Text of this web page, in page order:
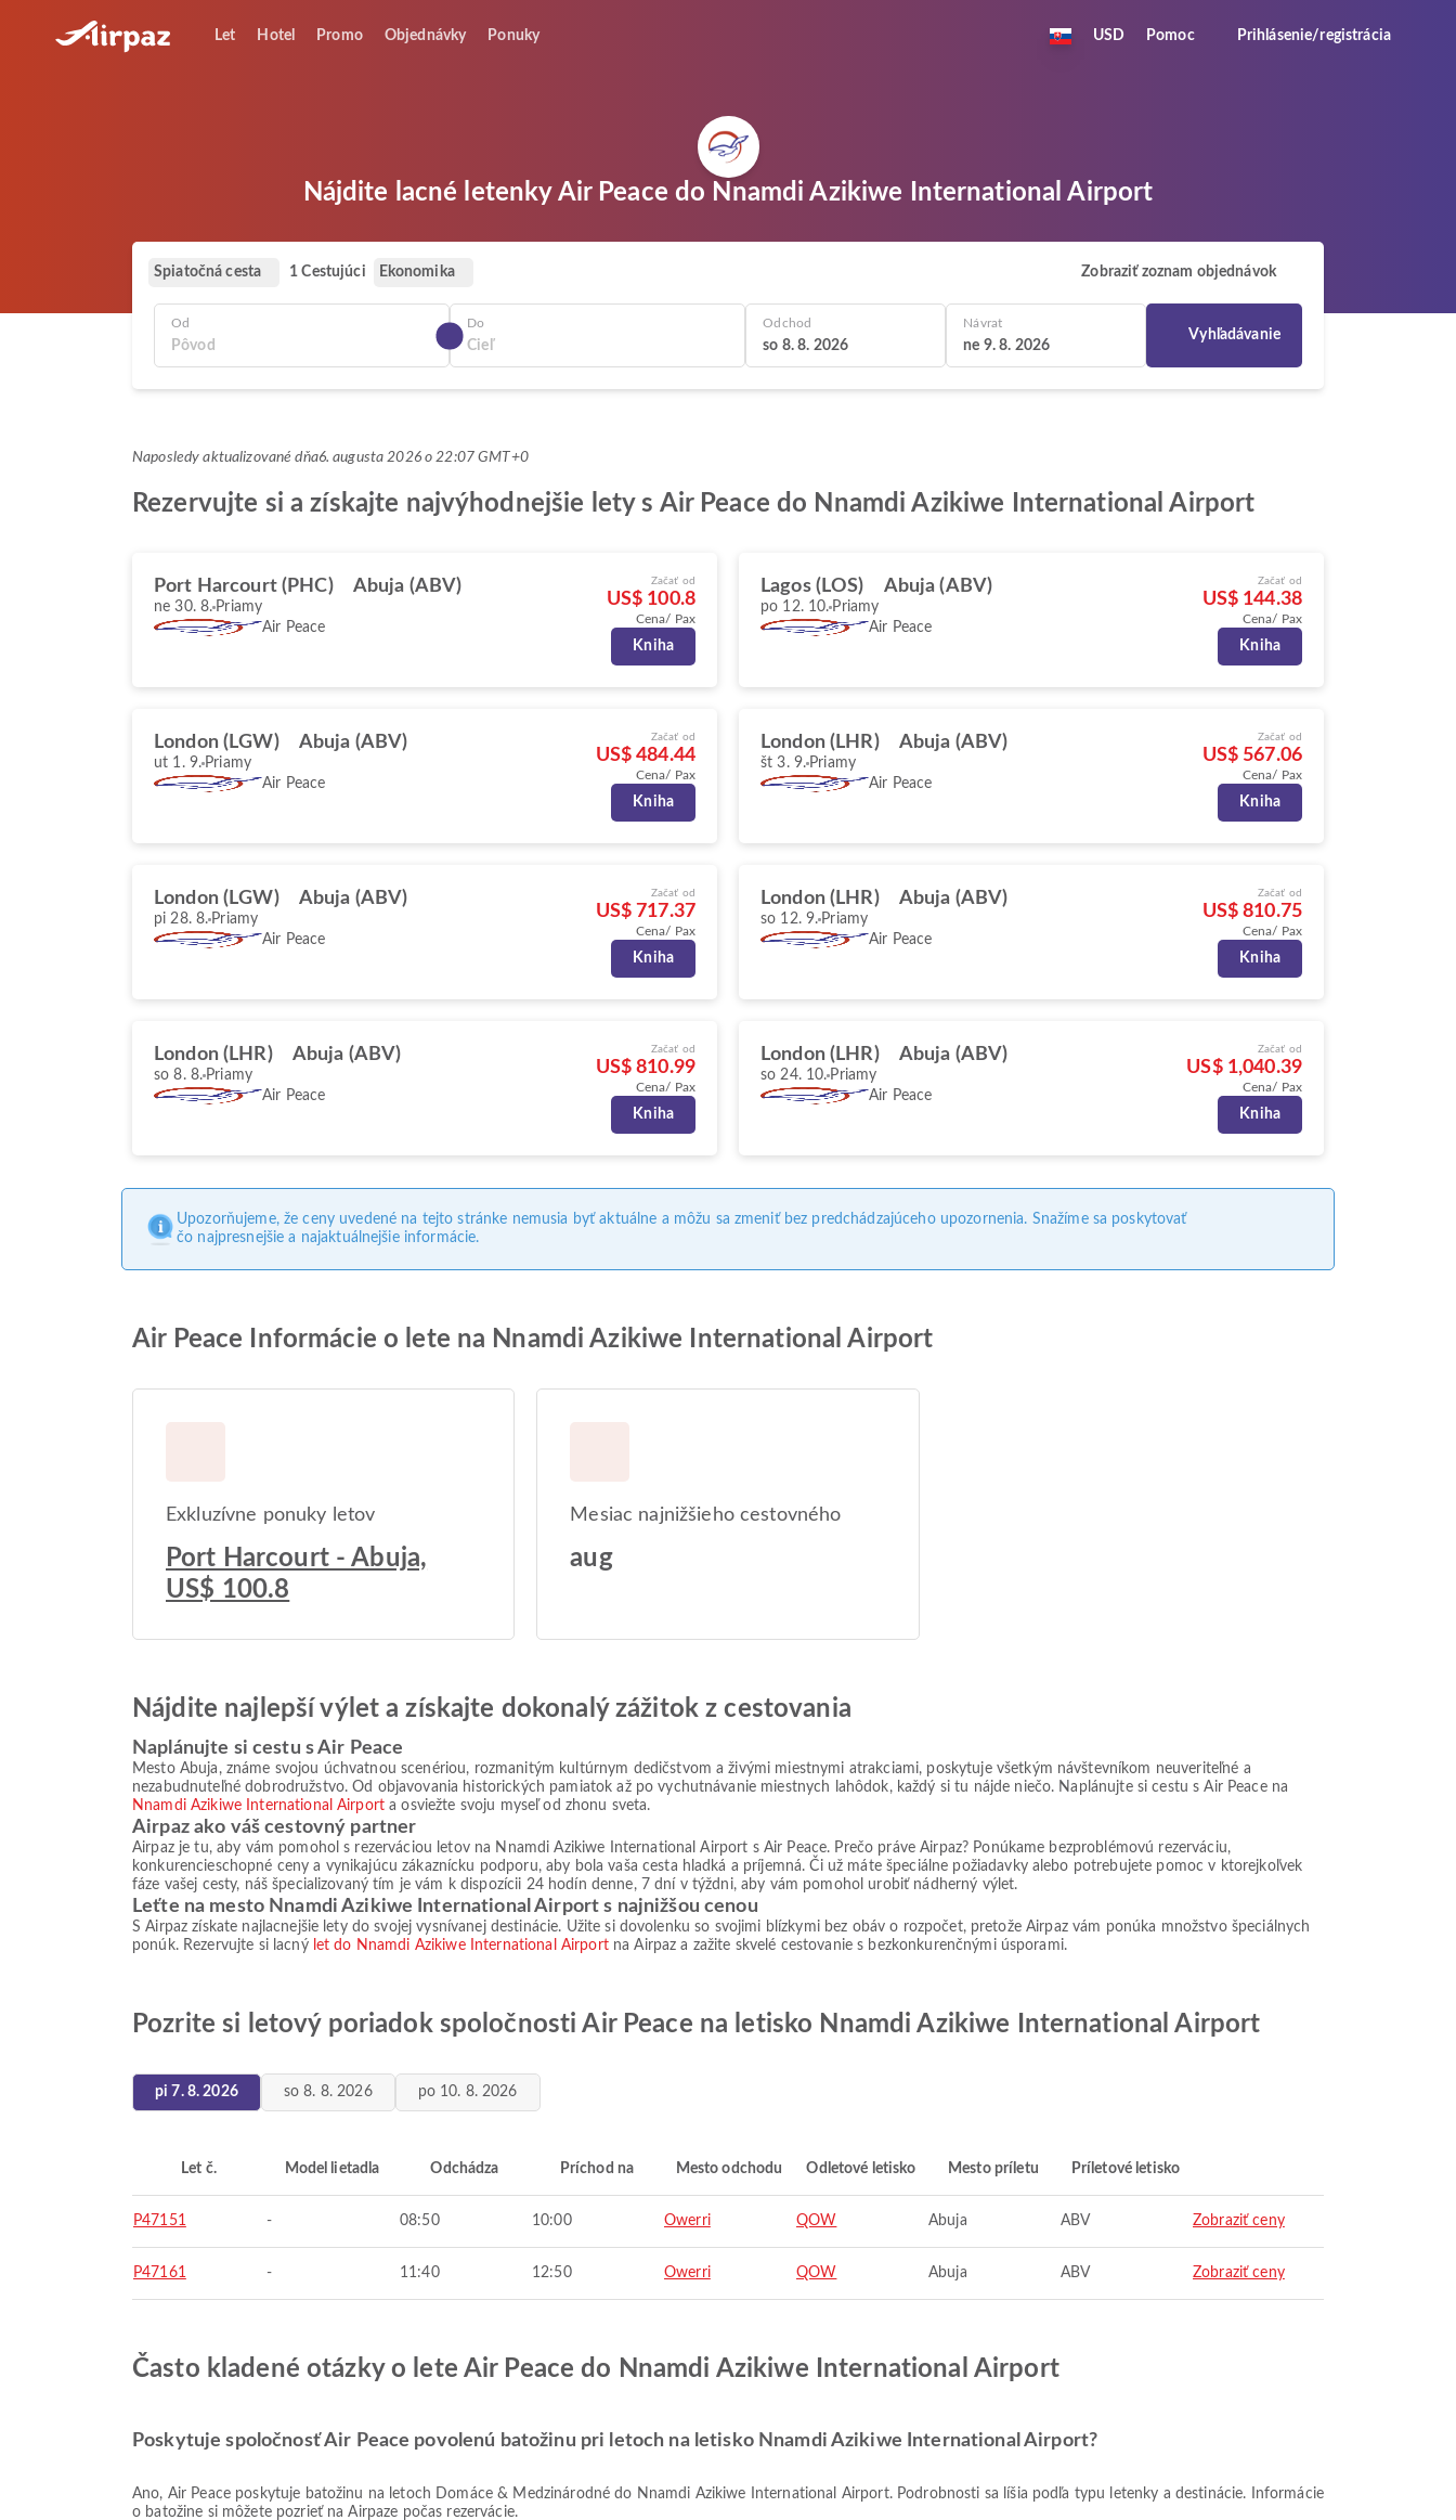
Let Hotel Promo Objednávky Ponuky USD Pomoc Prihlásenie/registrácia
Nájdite lacné letenky Air Peace do Nnamdi Azikiwe International Airport
Spiatočná cesta 1 Cestujúci Ekonomika Zobraziť zoznam objednávok
Od Do Odchod
so 8. 8. 2026
Návrat
ne 9. 8. 2026
Vyhľadávanie
Naposledy aktualizované dňa6. augusta 2026 o 22:07 GMT+0
Rezervujte si a získajte najvýhodnejšie lety s Air Peace do Nnamdi Azikiwe International Airport
Port Harcourt (PHC) Abuja (ABV)
ne 30. 8. Priamy
Air Peace
Začať od
US$ 100.8
Cena/ Pax
Kniha
Lagos (LOS) Abuja (ABV)
po 12. 10. Priamy
Air Peace
Začať od
US$ 144.38
Cena/ Pax
Kniha
London (LGW) Abuja (ABV)
ut 1. 9. Priamy
Air Peace
Začať od
US$ 484.44
Cena/ Pax
Kniha
London (LHR) Abuja (ABV)
št 3. 9. Priamy
Air Peace
Začať od
US$ 567.06
Cena/ Pax
Kniha
London (LGW) Abuja (ABV)
pi 28. 8. Priamy
Air Peace
Začať od
US$ 717.37
Cena/ Pax
Kniha
London (LHR) Abuja (ABV)
so 12. 9. Priamy
Air Peace
Začať od
US$ 810.75
Cena/ Pax
Kniha
London (LHR) Abuja (ABV)
so 8. 8. Priamy
Air Peace
Začať od
US$ 810.99
Cena/ Pax
Kniha
London (LHR) Abuja (ABV)
so 24. 10. Priamy
Air Peace
Začať od
US$ 1,040.39
Cena/ Pax
Kniha
Upozorňujeme, že ceny uvedené na tejto stránke nemusia byť aktuálne a môžu sa zmeniť bez predchádzajúceho upozornenia. Snažíme sa poskytovať
čo najpresnejšie a najaktuálnejšie informácie.
Air Peace Informácie o lete na Nnamdi Azikiwe International Airport
Exkluzívne ponuky letov
Port Harcourt - Abuja,
US$ 100.8
Mesiac najnižšieho cestovného
aug
Nájdite najlepší výlet a získajte dokonalý zážitok z cestovania
Naplánujte si cestu s Air Peace
Mesto Abuja, známe svojou úchvatnou scenériou, rozmanitým kultúrnym dedičstvom a živými miestnymi atrakciami, poskytuje všetkým návštevníkom neuveriteľné a
nezabudnuteľné dobrodružstvo. Od objavovania historických pamiatok až po vychutnávanie miestnych lahôdok, každý si tu nájde niečo. Naplánujte si cestu s Air Peace na
Nnamdi Azikiwe International Airport a osviežte svoju myseľ od zhonu sveta.
Airpaz ako váš cestovný partner
Airpaz je tu, aby vám pomohol s rezerváciou letov na Nnamdi Azikiwe International Airport s Air Peace. Prečo práve Airpaz? Ponúkame bezproblémovú rezerváciu,
konkurencieschopné ceny a vynikajúcu zákaznícku podporu, aby bola vaša cesta hladká a príjemná. Či už máte špeciálne požiadavky alebo potrebujete pomoc v ktorejkoľvek
fáze vašej cesty, náš špecializovaný tím je vám k dispozícii 24 hodín denne, 7 dní v týždni, aby vám pomohol urobiť nádherný výlet.
Leťte na mesto Nnamdi Azikiwe International Airport s najnižšou cenou
S Airpaz získate najlacnejšie lety do svojej vysnívanej destinácie. Užite si dovolenku so svojimi blízkymi bez obáv o rozpočet, pretože Airpaz vám ponúka množstvo špeciálnych
ponúk. Rezervujte si lacný let do Nnamdi Azikiwe International Airportna Airpaz a zažite skvelé cestovanie s bezkonkurenčnými úsporami.
Pozrite si letový poriadok spoločnosti Air Peace na letisko Nnamdi Azikiwe International Airport
pi 7. 8. 2026 so 8. 8. 2026 po 10. 8. 2026
Let č. Model lietadla Odchádza Príchod na Mesto odchodu Odletové letisko Mesto príletu Príletové letisko
P47151 - 08:50 10:00 Owerri QOW Abuja ABV Zobraziť ceny
P47161 - 11:40 12:50 Owerri QOW Abuja ABV Zobraziť ceny
Často kladené otázky o lete Air Peace do Nnamdi Azikiwe International Airport
Poskytuje spoločnosť Air Peace povolenú batožinu pri letoch na letisko Nnamdi Azikiwe International Airport?
Áno, Air Peace poskytuje batožinu na letoch Domáce & Medzinárodné do Nnamdi Azikiwe International Airport. Podrobnosti sa líšia podľa typu letenky a destinácie. Informácie
o batožine si môžete pozrieť na Airpaze počas rezervácie.